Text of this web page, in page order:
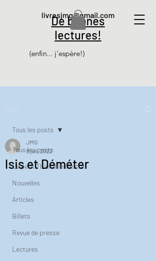
De bonnes
lectures!
(enfin... j'espère!)
livresjmg@gmail.com
Tous les posts
Le petit Thiéfaine illustré
Nouvelles
Articles
Billets
Revue de presse
Lectures
Tous les posts
Isis et Déméter
JMG
8 juil. 2022